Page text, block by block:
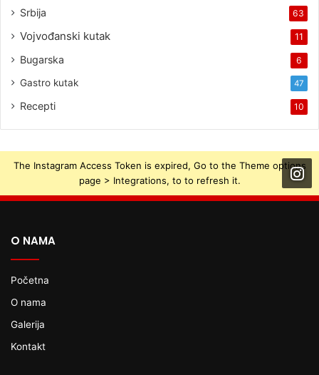
Srbija 63
Vojvođanski kutak 11
Bugarska 6
Gastro kutak 47
Recepti 10
The Instagram Access Token is expired, Go to the Theme options
page > Integrations, to to refresh it.
O NAMA
Početna
O nama
Galerija
Kontakt